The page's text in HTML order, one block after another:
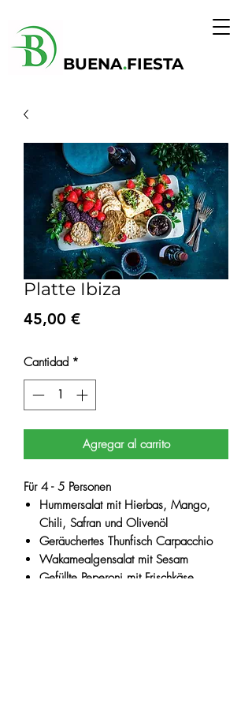
BUENA.FIESTA
Platte Ibiza
45,00 €Precio
Cantidad *
Agregar al carrito
Für 4 - 5 Personen
Hummersalat mit Hierbas, Mango,
Chili, Safran und Olivenöl
Geräuchertes Thunfisch Carpacchio
Wakamealgensalat mit Sesam
Gefüllte Peperoni mit Frischkäse